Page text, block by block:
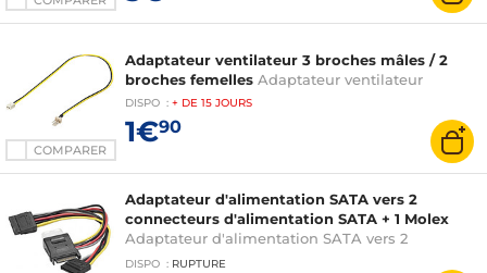
COMPARER
Adaptateur ventilateur 3 broches mâles / 2
broches femelles Adaptateur ventilateur
DISPO : + DE 15 JOURS
1€90
Adaptateur d'alimentation SATA vers 2
connecteurs d'alimentation SATA + 1 Molex
Adaptateur d'alimentation SATA vers 2
connecteurs d'alimentation SATA + 1 Molex
DISPO : RUPTURE